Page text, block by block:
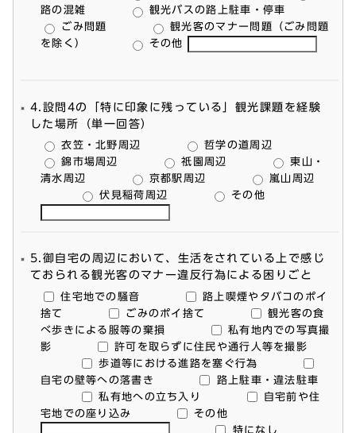
路の混雑
観光バスの路上駐車・停車
ごみ問題
観光客のマナー問題（ごみ問題
を除く）
その他
4.設問4の「特に印象に残っている」観光課題を経験
した場所（単一回答）
衣笠・北野周辺
哲学の道周辺
錦市場周辺
祇園周辺
東山・
清水周辺
京都駅周辺
嵐山周辺
伏見稲荷周辺
その他
5.御自宅の周辺において、生活をされている上で感じ
ておられる観光客のマナー違反行為による困りごと
住宅地での騒音
路上喫煙やタバコのポイ
捨て
ごみのポイ捨て
観光客の食
べ歩きによる服等の棄損
私有地内での写真撮
影
許可を取らずに住民や通行人等を撮影
歩道等における進路を塞ぐ行為
自宅の壁等への落書き
路上駐車・違法駐車
私有地への立ち入り
自宅前や住
宅地での座り込み
その他
特になし